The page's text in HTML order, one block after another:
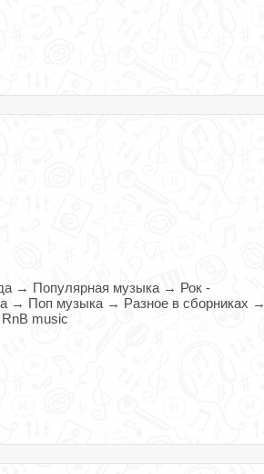
→ Популярная музыка → Рок -
→ Поп музыка → Разное в сборниках →
music